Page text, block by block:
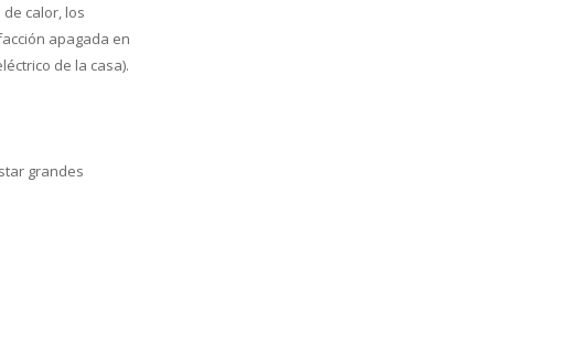
calor, los
apagada en
de la casa).
grandes